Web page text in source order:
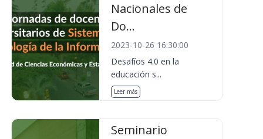
Nacionales de
Do...
2023-10-26 16:30:00
Desafíos 4.0 en la
educación s...
Leer más
Seminario